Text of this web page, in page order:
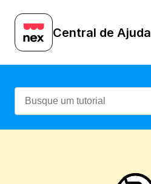
Central de Ajuda